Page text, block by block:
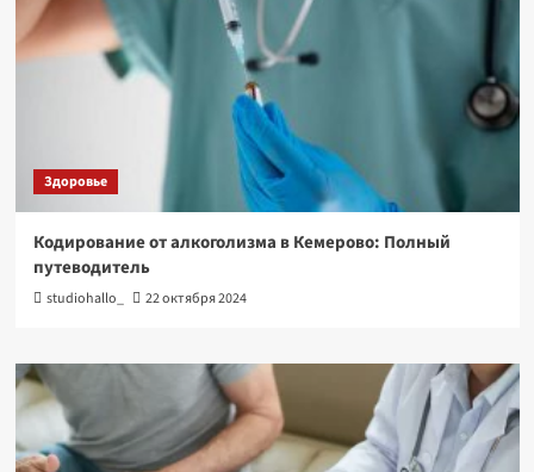
Здоровье
Кодирование от алкоголизма в Кемерово: Полный
путеводитель
studiohallo_ 22 октября 2024